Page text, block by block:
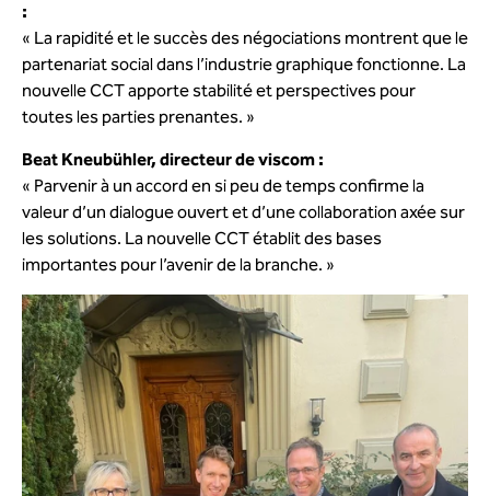
:
« La rapidité et le succès des négociations montrent que le
partenariat social dans l’industrie graphique fonctionne. La
nouvelle CCT apporte stabilité et perspectives pour
toutes les parties prenantes. »
Beat Kneubühler, directeur de viscom :
« Parvenir à un accord en si peu de temps confirme la
valeur d’un dialogue ouvert et d’une collaboration axée sur
les solutions. La nouvelle CCT établit des bases
importantes pour l’avenir de la branche. »